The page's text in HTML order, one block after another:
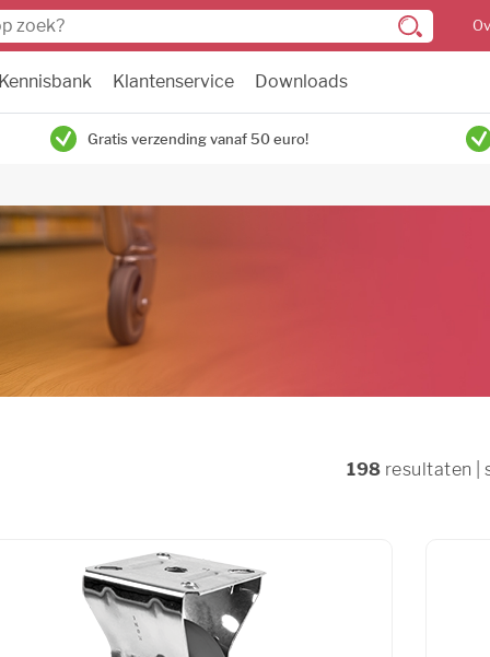
Klantenservice Downloads
Gratis verzending vanaf 50 euro!
198 resultaten |